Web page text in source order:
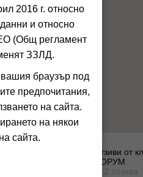
Отзиви от
ФОРУМ
от 2 отзива
2016 г. относно
и относно
(Общ регламент
ЗЗЛД.
браузър под
предпочитания,
на сайта.
на някои
сайта.